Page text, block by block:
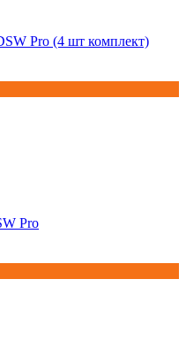
Pro (4 шт комплект)
Pro